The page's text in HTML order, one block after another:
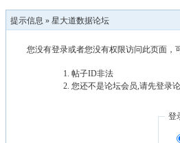
提示信息 » 星大道数据论坛
您没有登录或者您没有权限访问此页面，
帖子ID非法
您还不是论坛会员,请先登录
登